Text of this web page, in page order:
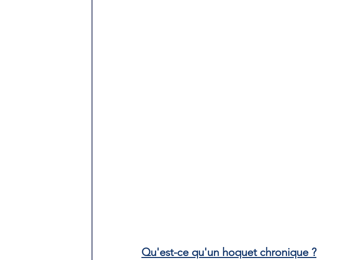
Qu'est-ce qu'un hoquet chronique ?